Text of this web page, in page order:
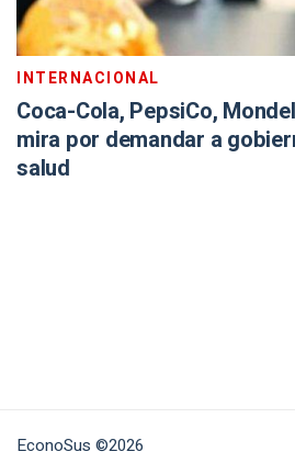
INTERNACIONAL
Coca-Cola, PepsiCo,
mira por demandar a
salud
EconoSus ©2026